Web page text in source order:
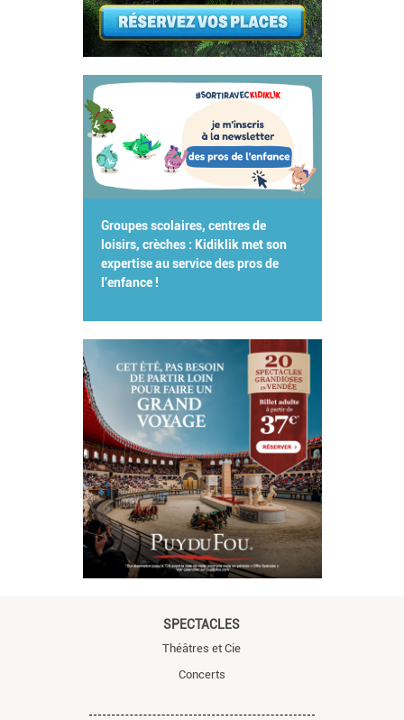
Groupes scolaires, centres de
loisirs, crèches : Kidiklik met son
expertise au service des pros de
l'enfance !
SPECTACLES
Théâtres et Cie
Concerts